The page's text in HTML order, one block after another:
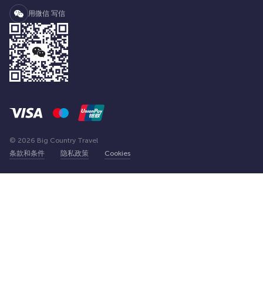
用微信 写信
条款和条件 隐私政策 Cookies
© 2026 Big Country Travel